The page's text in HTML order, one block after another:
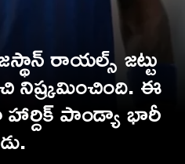
రాయల్స్ జట్టు
నిష్క్రమించింది. ఈ
హార్దిక్ పాండ్యా భారీ